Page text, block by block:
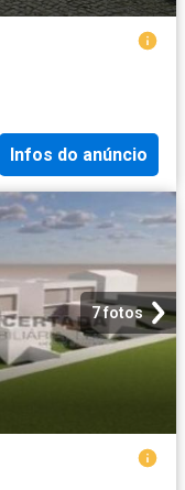
Infos do anúncio
7 fotos